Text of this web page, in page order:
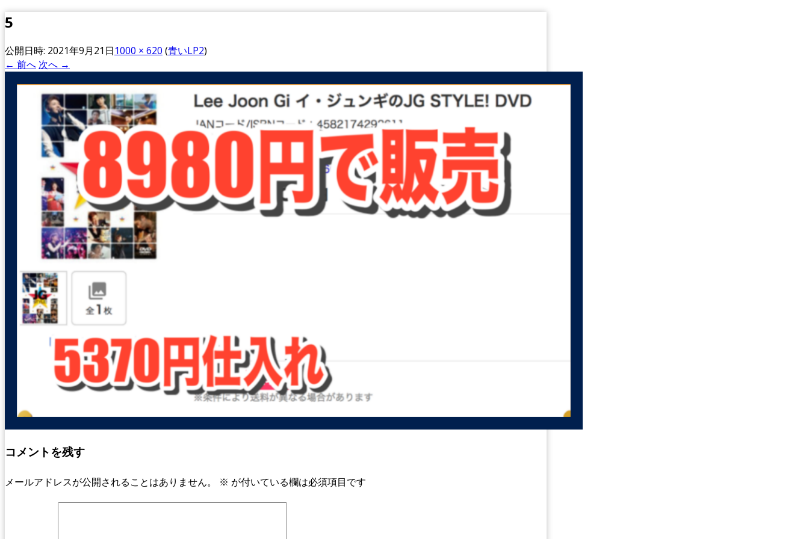
5
公開日時: 2021年9月21日1000 × 620 (青いLP2)
← 前へ 次へ →
コメントを残す
メールアドレスが公開されることはありません。 ※ が付いている欄は必須項目です